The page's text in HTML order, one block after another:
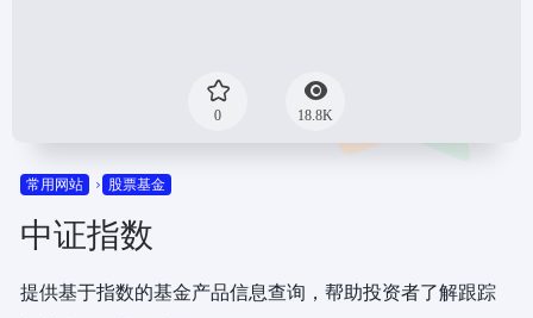
0 18.8K
常用网站 股票基金
中证指数
提供基于指数的基金产品信息查询，帮助投资者了解跟踪